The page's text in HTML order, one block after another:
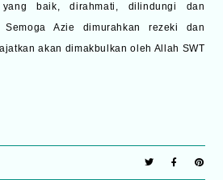
yang baik, dirahmati, dilindungi dan
Azie dimurahkan rezeki dan
akan dimakbulkan oleh Allah SWT